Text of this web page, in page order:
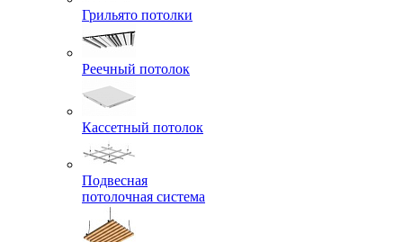
Грильято потолки
Реечный потолок
Кассетный потолок
Подвесная
потолочная система